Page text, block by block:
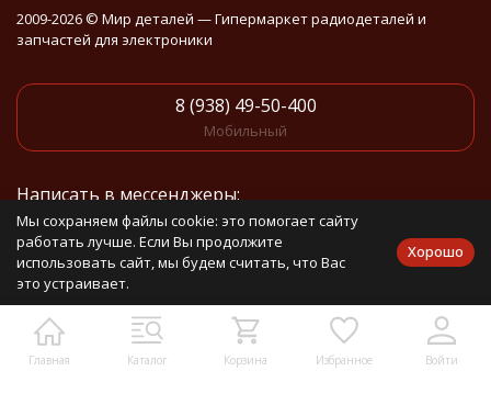
Главная Каталог Корзина Избранное Войти
2009-2026 © Мир деталей — Гипермаркет радиодеталей и
запчастей для электроники
8 (938) 49-50-400
Мобильный
Написать в мессенджеры:
Написать в Telegram
Контакты:
Мы сохраняем файлы cookie: это помогает сайту
работать лучше. Если Вы продолжите
использовать сайт, мы будем считать, что Вас
это устраивает.
Хорошо